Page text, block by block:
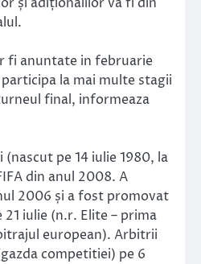
fi anuntate in februarie
la mai multe stagii
final, informeaza
(nascut pe 14 iulie 1980, la
din anul 2008. A
2006 și a fost promovat
21 iulie (n.r. Elite – prima
european). Arbitrii
competitiei) pe 6